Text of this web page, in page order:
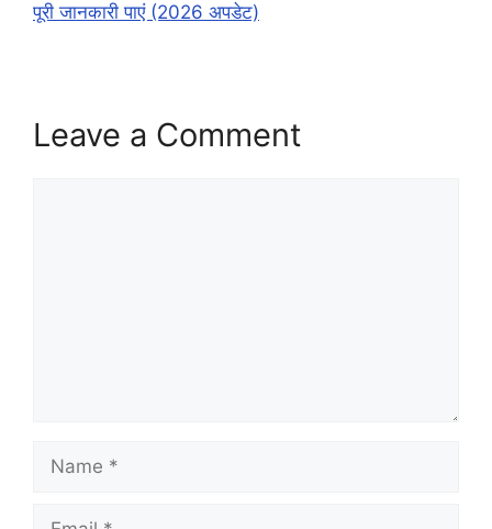
पूरी जानकारी पाएं (2026 अपडेट)
Leave a Comment
Name
Email